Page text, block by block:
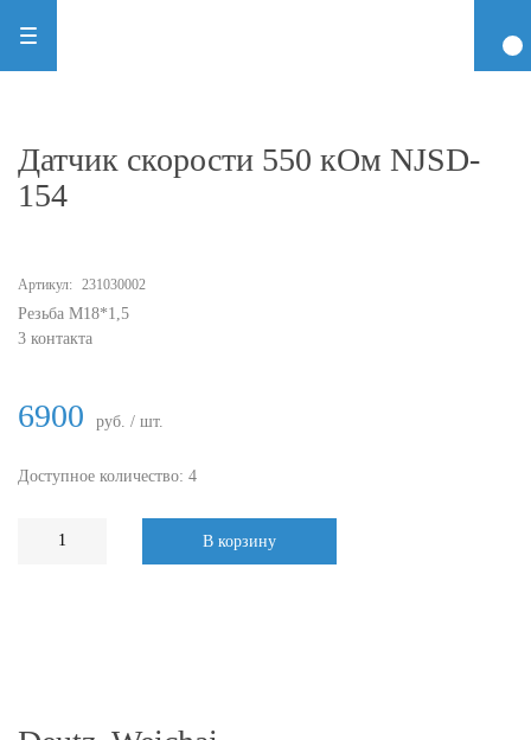
Датчик скорости 550 кОм NJSD-
154
Артикул: 231030002
Резьба M18*1,5
3 контакта
6900 руб. / шт.
Доступное количество: 4
В корзину